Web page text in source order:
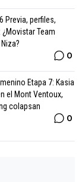
Previa, perfiles,
Team
0
Etapa 7: Kasia
el Mont Ventoux,
colapsan
0